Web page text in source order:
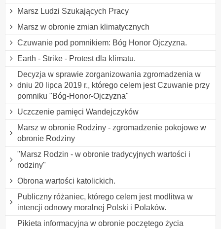
Marsz Ludzi Szukających Pracy
Marsz w obronie zmian klimatycznych
Czuwanie pod pomnikiem: Bóg Honor Ojczyzna.
Earth - Strike - Protest dla klimatu.
Decyzja w sprawie zorganizowania zgromadzenia w
dniu 20 lipca 2019 r., którego celem jest Czuwanie przy
pomniku "Bóg-Honor-Ojczyzna"
Uczczenie pamięci Wandejczyków
Marsz w obronie Rodziny - zgromadzenie pokojowe w
obronie Rodziny
"Marsz Rodzin - w obronie tradycyjnych wartości i
rodziny"
Obrona wartości katolickich.
Publiczny różaniec, którego celem jest modlitwa w
intencji odnowy moralnej Polski i Polaków.
Pikieta informacyjna w obronie poczętego życia